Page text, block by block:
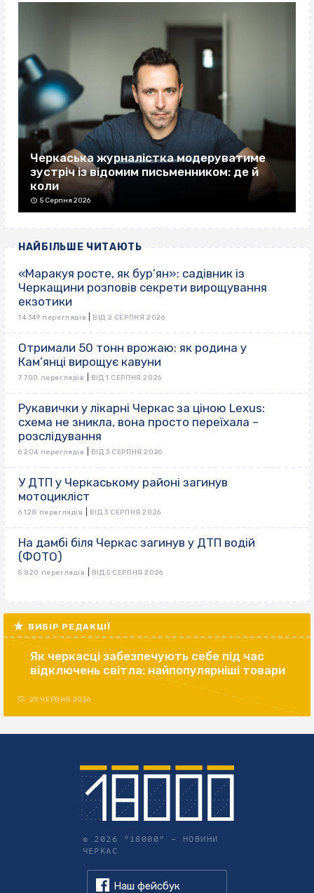
Черкаська журналістка модеруватиме
зустріч із відомим письменником: де й
коли
5 Серпня 2026
НАЙБІЛЬШЕ ЧИТАЮТЬ
«Маракуя росте, як бур’ян»: садівник із
Черкащини розповів секрети вирощування
екзотики
14 349 переглядів ВІД 2 СЕРПНЯ 2026
Отримали 50 тонн врожаю: як родина у
Кам’янці вирощує кавуни
7 700 переглядів ВІД 1 СЕРПНЯ 2026
Рукавички у лікарні Черкас за ціною Lexus:
схема не зникла, вона просто переїхала –
розслідування
6 204 переглядів ВІД 3 СЕРПНЯ 2026
У ДТП у Черкаському районі загинув
мотоцикліст
6 128 переглядів ВІД 3 СЕРПНЯ 2026
На дамбі біля Черкас загинув у ДТП водій
(ФОТО)
5 820 переглядів ВІД 5 СЕРПНЯ 2026
ВИБІР РЕДАКЦІЇ
Як черкасці забезпечують себе під час
відключень світла: найпопулярніші товари
29 ЧЕРВНЯ 2026
© 2026 "18000" – НОВИНИ
ЧЕРКАС
Наш фейсбук